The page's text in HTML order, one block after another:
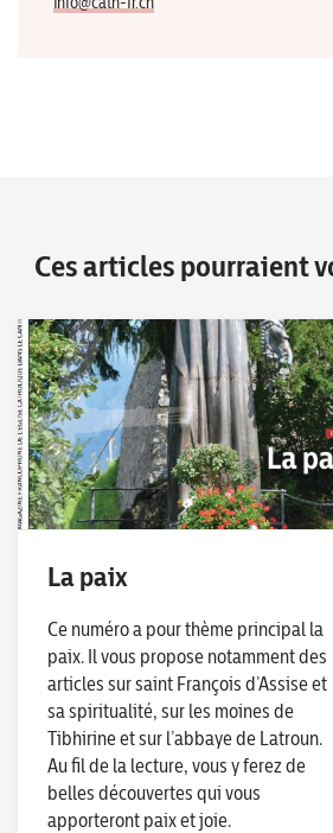
Ces articles pourraient
La paix
Ce numéro a pour thème principal la
paix. Il vous propose notamment des
articles sur saint François d’Assise et
sa spiritualité, sur les moines de
Tibhirine et sur l’abbaye de Latroun.
Au fil de la lecture, vous y ferez de
belles découvertes qui vous
apporteront paix et joie.